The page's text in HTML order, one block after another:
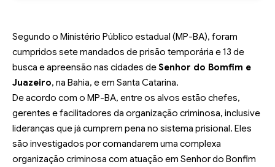
Segundo o Ministério Público estadual (MP-BA), foram
cumpridos sete mandados de prisão temporária e 13 de
busca e apreensão nas cidades deSenhor do Bomfim e
Juazeiro, na Bahia, e em Santa Catarina.
De acordo com o MP-BA, entre os alvos estão chefes,
gerentes e facilitadores da organização criminosa, inclusive
lideranças que já cumprem pena no sistema prisional. Eles
são investigados por comandarem uma complexa
organização criminosa com atuação em Senhor do Bonfim